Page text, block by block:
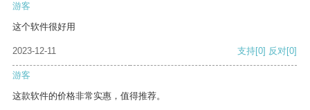
游客
这个软件很好用
2023-12-11 支持[0] 反对[0]
游客
这款软件的价格非常实惠，值得推荐。